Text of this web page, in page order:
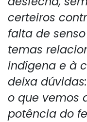
certeiros
falta de
temas
indígena e à
deixa
o que vemos
potência do